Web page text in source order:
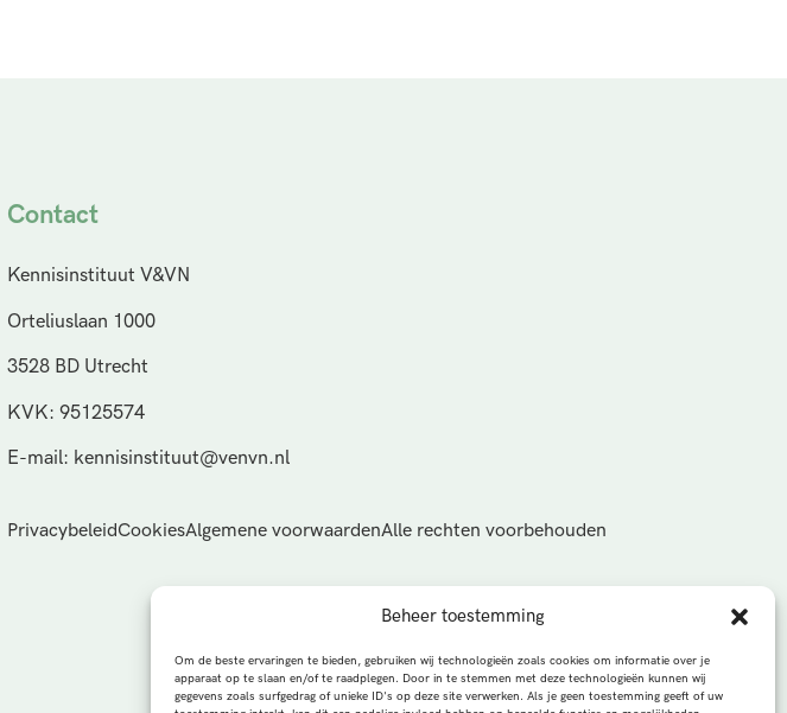
Beheer toestemming
Om de beste ervaringen te bieden, gebruiken wij technologieën zoals cookies om informatie over je
apparaat op te slaan en/of te raadplegen. Door in te stemmen met deze technologieën kunnen wij
gegevens zoals surfgedrag of unieke ID's op deze site verwerken. Als je geen toestemming geeft of uw
Contact
Kennisinstituut V&VN
Orteliuslaan 1000
3528 BD Utrecht
KVK: 95125574
E-mail: kennisinstituut@venvn.nl
PrivacybeleidCookiesAlgemene voorwaardenAlle rechten voorbehouden